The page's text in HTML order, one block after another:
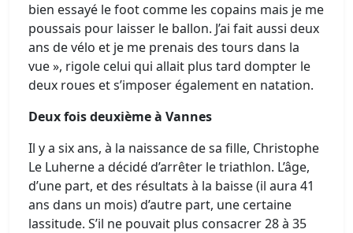
bien essayé le foot comme les copains mais je me
poussais pour laisser le ballon. J’ai fait aussi deux
ans de vélo et je me prenais des tours dans la
vue », rigole celui qui allait plus tard dompter le
deux roues et s’imposer également en natation.
Deux fois deuxième à Vannes
Il y a six ans, à la naissance de sa fille, Christophe
Le Luherne a décidé d’arrêter le triathlon. L’âge,
d’une part, et des résultats à la baisse (il aura 41
ans dans un mois) d’autre part, une certaine
lassitude. S’il ne pouvait plus consacrer 28 à 35